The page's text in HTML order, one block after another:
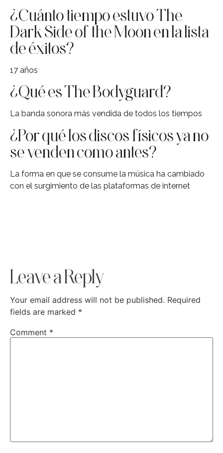
¿Cuánto tiempo estuvo The
Dark Side of the Moon en la lista
de éxitos?
17 años
¿Qué es The Bodyguard?
La banda sonora más vendida de todos los tiempos
¿Por qué los discos físicos ya no
se venden como antes?
La forma en que se consume la música ha cambiado
con el surgimiento de las plataformas de internet
Leave a Reply
Your email address will not be published. Required
fields are marked *
Comment *